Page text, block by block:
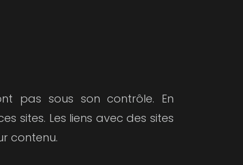
pas sous son contrôle. En
sites. Les liens avec des sites
contenu.